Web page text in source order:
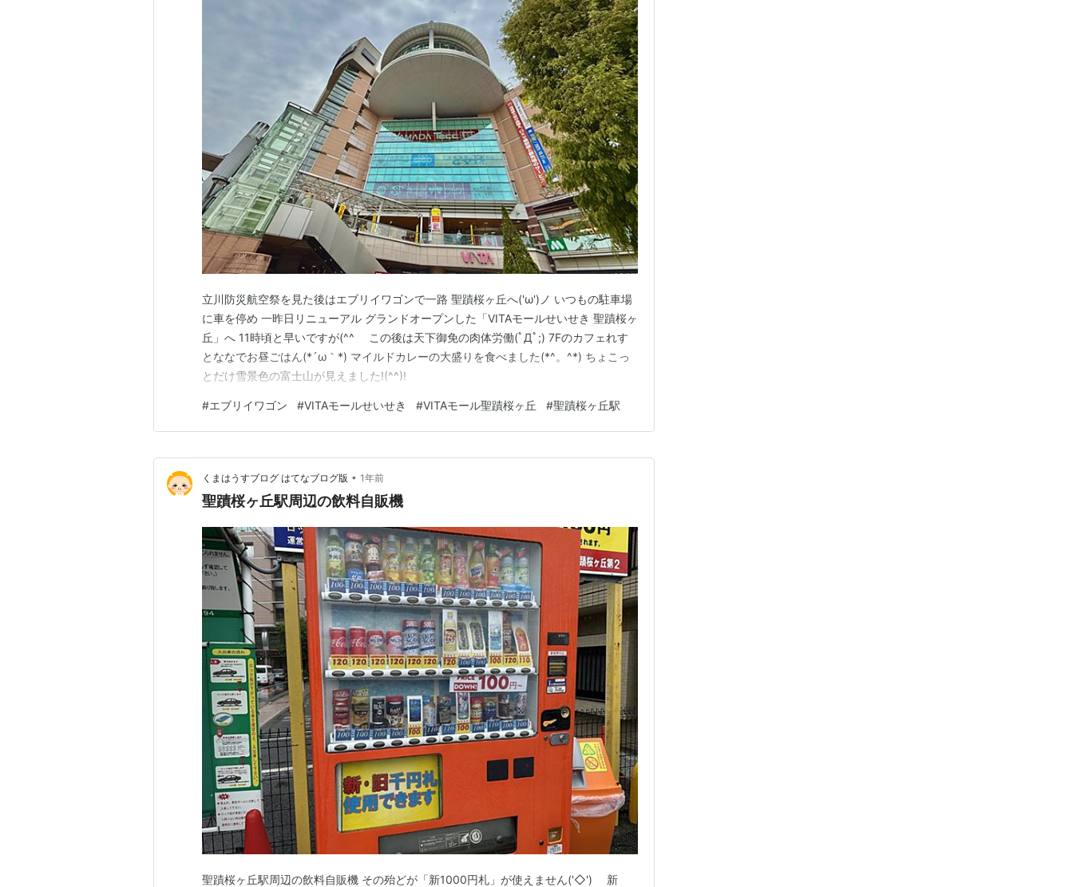
立川防災航空祭を見た後はエブリイワゴンで一路 聖蹟桜ヶ丘へ('ω')ノ いつもの駐車場
に車を停め 一昨日リニューアル グランドオープンした「VITAモールせいせき 聖蹟桜ヶ
丘」へ 11時頃と早いですが(^^ゞ この後は天下御免の肉体労働(ﾟДﾟ;) 7Fのカフェれす
とななでお昼ごはん(*´ω｀*) マイルドカレーの大盛りを食べました(*^。^*) ちょこっ
とだけ雪景色の富士山が見えました!(^^)!
#エブリイワゴン #VITAモールせいせき #VITAモール聖蹟桜ヶ丘 #聖蹟桜ヶ丘駅
くまはうすブログ はてなブログ版 • 1年前
聖蹟桜ヶ丘駅周辺の飲料自販機
聖蹟桜ヶ丘駅周辺の飲料自販機 その殆どが「新1000円札」が使えません('◇')ゞ 新